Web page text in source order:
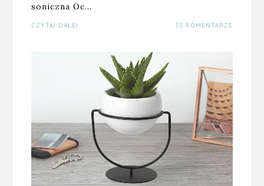
soniczna Oc…
CZYTAJ DALEJ 33 KOMENTARZE